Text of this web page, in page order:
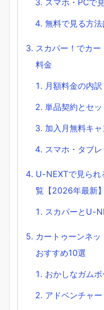
無料で見る方法
スカパー！でカ
料金
月額料金の内訳
単品契約とセ
加入月無料キ
スマホ・タブ
U-NEXTで見られ
覧【2026年最新】
スカパーとU-
カートゥーンネ
おすすめ10選
おかしなガム
アドベンチャー